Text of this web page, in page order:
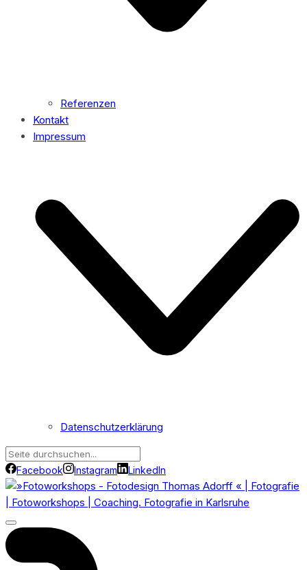
Referenzen
Kontakt
Impressum
Datenschutzerklärung
Facebook Instagram LinkedIn